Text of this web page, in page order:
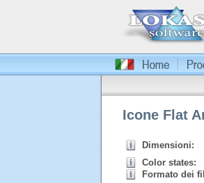
Icone Flat
Dimensioni:
Color states:
Formato dei